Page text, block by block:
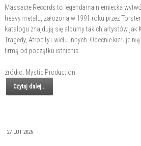
Massacre Records to legendarna niemiecka
heavy metalu, założona w 1991 roku przez
katalogu znajdują się albumy takich artystów jak
Tragedy, Atrocity i wielu innych. Obecnie kieruje
firmą od początku istnienia.
źródło: Mystic Production
Czytaj dalej...
27 LUT 2026